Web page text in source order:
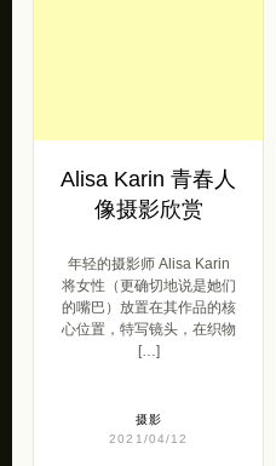
Alisa Karin 青春人
像摄影欣赏
年轻的摄影师 Alisa Karin
将女性（更确切地说是她们
的嘴巴）放置在其作品的核
心位置，特写镜头，在织物
[…]
摄影
2021/04/12